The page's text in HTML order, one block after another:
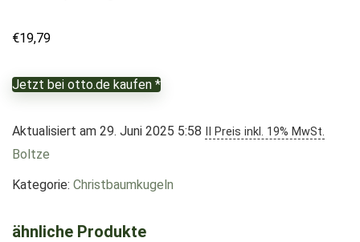
€19,79
Jetzt bei otto.de kaufen *
Aktualisiert am 29. Juni 2025 5:58 II Preis inkl. 19% MwSt.
Boltze
Kategorie: Christbaumkugeln
ähnliche Produkte